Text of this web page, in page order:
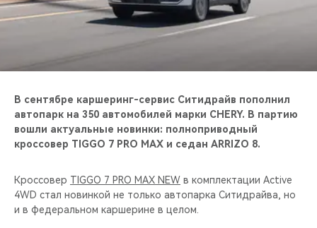
НАШИ МЕРОПРИЯТИЯ
ВИДЕООБЗОРЫ
CHERY ДЛЯ ДЕТЕЙ
В сентябре каршеринг-сервис Ситидрайв пополнил
автопарк на 350 автомобилей марки CHERY. В партию
вошли актуальные новинки: полноприводный
кроссовер TIGGO 7 PRO MAX и седан ARRIZO 8.
Кроссовер TIGGO 7 PRO MAX NEW в комплектации Active
4WD стал новинкой не только автопарка Ситидрайва, но
и в федеральном каршерине в целом.